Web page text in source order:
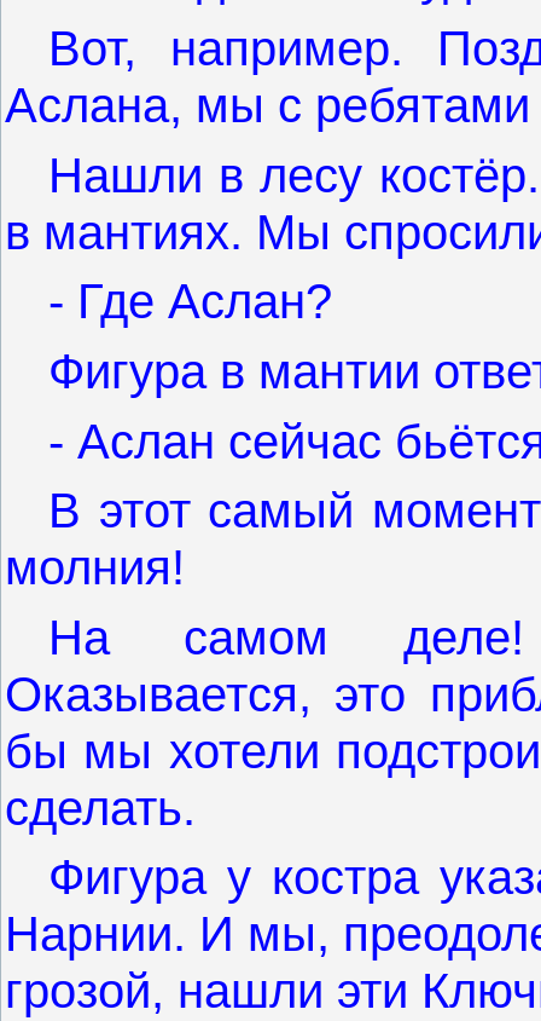
Вот, например.
Аслана, мы с ребятами
Нашли в лесу
в мантиях. Мы
- Где Аслан?
Фигура в мантии
- Аслан сейчас
В этот самый
молния!
На самом
Оказывается, это
бы мы хотели
сделать.
Фигура у костра
Нарнии. И мы,
грозой, нашли эти